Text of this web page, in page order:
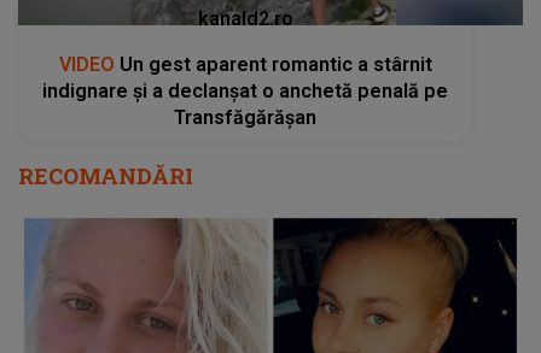
kanald2.ro
VIDEO Un gest aparent romantic a stârnit
indignare și a declanșat o anchetă penală pe
Transfăgărășan
RECOMANDĂRI